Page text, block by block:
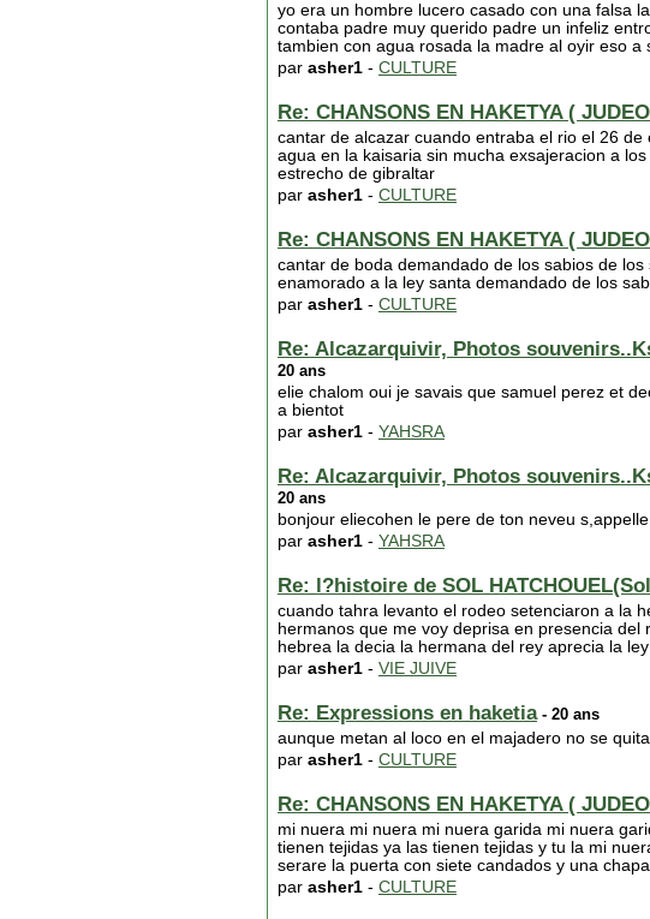
yo era un hombre lucero casado con una falsa
contaba padre muy querido padre un infeliz
tambien con agua rosada la madre al oyir eso
par asher1 - CULTURE
Re: CHANSONS EN HAKETYA (
cantar de alcazar cuando entraba el rio el 26
agua en la kaisaria sin mucha exsajeracion a
estrecho de gibraltar
par asher1 - CULTURE
Re: CHANSONS EN HAKETYA (
cantar de boda demandado de los sabios de
enamorado a la ley santa demandado de los
par asher1 - CULTURE
Re: Alcazarquivir, Photos
20 ans
elie chalom oui je savais que samuel perez et
a bientot
par asher1 - YAHSRA
Re: Alcazarquivir, Photos
20 ans
bonjour eliecohen le pere de ton neveu
par asher1 - YAHSRA
Re: l?histoire de SOL
cuando tahra levanto el rodeo setenciaron a la
hermanos que me voy deprisa en presencia
hebrea la decia la hermana del rey aprecia la
par asher1 - VIE JUIVE
Re: Expressions en haketia- 20 ans
aunque metan al loco en el majadero no se
par asher1 - CULTURE
Re: CHANSONS EN HAKETYA (
mi nuera mi nuera mi nuera garida mi nuera
tienen tejidas ya las tienen tejidas y tu la mi
serare la puerta con siete candados y una
par asher1 - CULTURE